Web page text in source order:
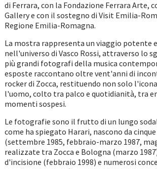
di Ferrara, con la Fondazione Ferrara Arte,
Gallery e con il sostegno di Visit Emilia-
Regione Emilia-Romagna.
La mostra rappresenta un viaggio potente
nell'universo di Vasco Rossi, attraverso lo
più grandi fotografi della musica
esposte raccontano oltre vent'anni di
rocker di Zocca, restituendo non solo
l'uomo, colto tra palco e quotidianità, tra
momenti sospesi.
Le fotografie sono il frutto di un lungo
come ha spiegato Harari, nascono da
(settembre 1985, febbraio-marzo 1987,
realizzate tra Zocca e Bologna (marzo
d'incisione (febbraio 1998) e numerosi